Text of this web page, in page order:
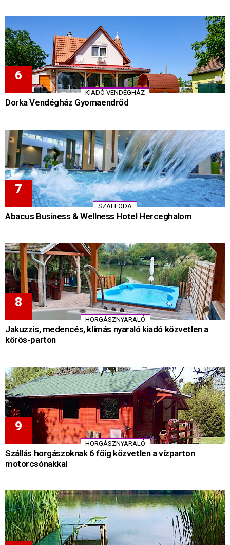
KIADÓ VENDÉGHÁZ
Dorka Vendégház Gyomaendrőd
SZÁLLODA
Abacus Business & Wellness Hotel Herceghalom
HORGÁSZNYARALÓ
Jakuzzis, medencés, klímás nyaraló kiadó közvetlen a
körös-parton
HORGÁSZNYARALÓ
Szállás horgászoknak 6 főig közvetlen a vízparton
motorcsónakkal